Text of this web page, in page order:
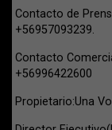
Contacto de
+56957093239.
Contacto
+56996422600
Propietario:Una